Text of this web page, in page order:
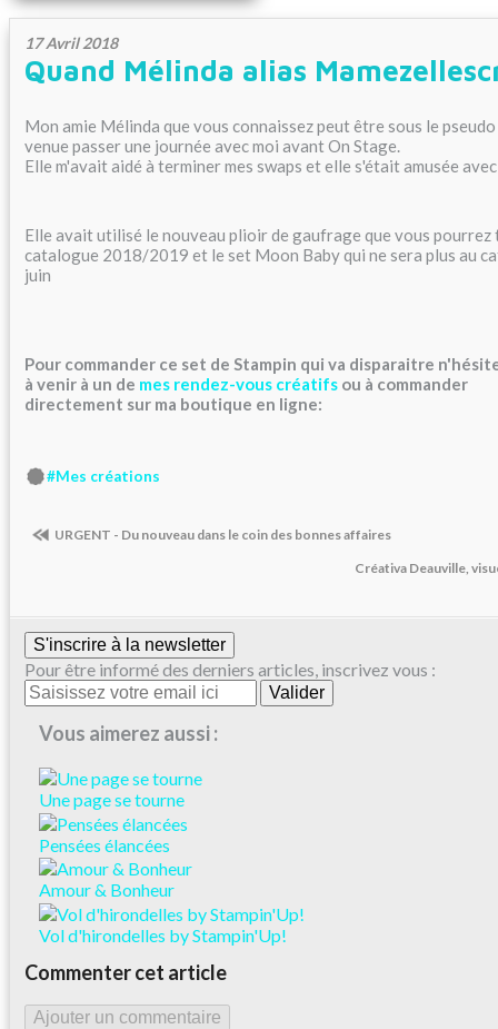
17 Avril 2018
Quand Mélinda alias
Mon amie Mélinda que vous connaissez peut être sous le
venue passer une journée avec moi avant On Stage.
Elle m'avait aidé à terminer mes swaps et elle s'était amusée avec
Elle avait utilisé le nouveau plioir de gaufrage que vous pourrez
catalogue 2018/2019 et le set Moon Baby qui ne sera plus au
juin
Pour commander ce set de Stampin qui va disparaitre
à venir à un de mes rendez-vous créatifs ou à commander
directement sur ma boutique en ligne:
#Mes créations
URGENT - Du nouveau dans le coin des bonnes affaires
Créativa Deauville,
S'inscrire à la newsletter
Pour être informé des derniers articles, inscrivez vous :
Vous aimerez aussi :
Une page se tourne
Pensées élancées
Amour & Bonheur
Vol d'hirondelles by Stampin'Up!
Commenter cet article
Ajouter un commentaire